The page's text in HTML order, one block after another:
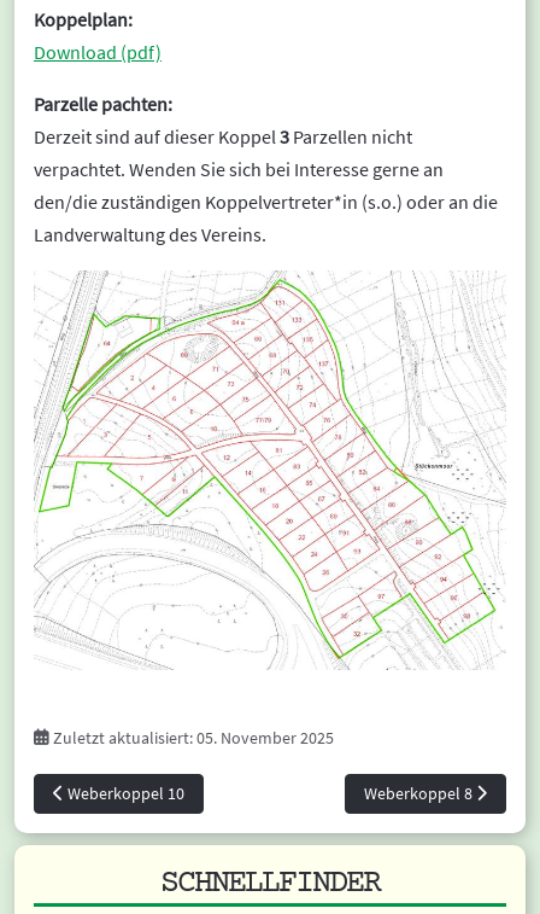
Koppelplan:
Download (pdf)
Parzelle pachten:
Derzeit sind auf dieser Koppel3 Parzellen nicht
verpachtet. Wenden Sie sich bei Interesse gerne an
den/die zuständigen Koppelvertreter*in (s.o.) oder an die
Landverwaltung des Vereins.
Zuletzt aktualisiert: 05. November 2025
Vorheriger Beitrag: Weberkoppel 10
Weberkoppel 10 Nächster Beitrag:
Weberkoppel 8
SCHNELLFINDER